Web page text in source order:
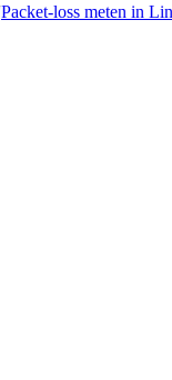
Packet-loss meten in